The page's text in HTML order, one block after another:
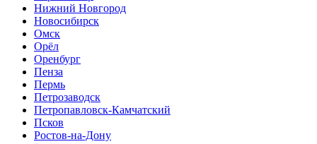
Нижний Новгород
Новосибирск
Омск
Орёл
Оренбург
Пенза
Пермь
Петрозаводск
Петропавловск-Камчатский
Псков
Ростов-на-Дону